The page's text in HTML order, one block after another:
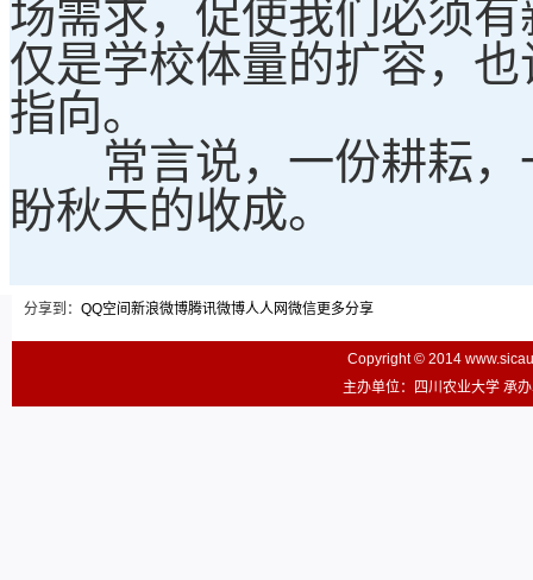
场需求，促使我们必须
仅是学校体量的扩容，
指向。
常言说，一份耕耘，
盼秋天的收成。
分享到： QQ空间 新浪微博腾讯微博人人网微信更多分享
Copyright © 2014
主办单位：四川农业大学 承